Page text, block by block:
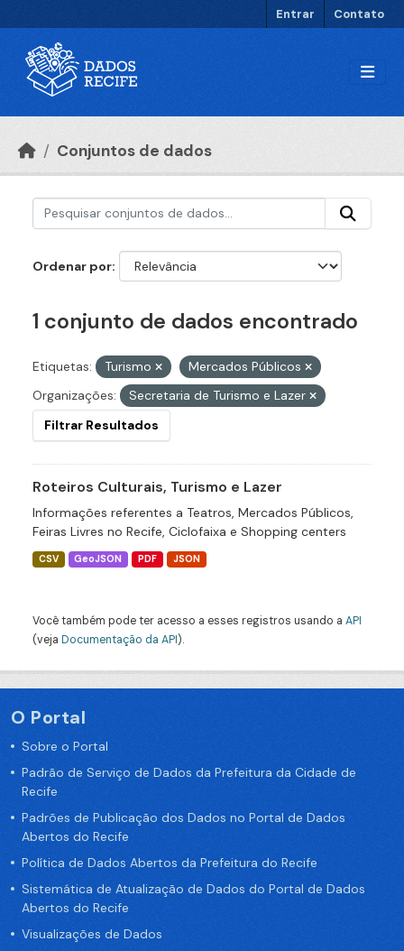
Entrar Contato
Conjuntos de dados
Ordenar por
1 conjunto de dados encontrado
Etiquetas: Turismo
Mercados Públicos
Organizações:
Secretaria de Turismo e Lazer
Filtrar Resultados
Roteiros Culturais, Turismo e Lazer
Informações referentes a Teatros, Mercados Públicos,
Feiras Livres no Recife, Ciclofaixa e Shopping centers
CSV GeoJSON PDF JSON
Você também pode ter acesso a esses registros usando a API
(veja Documentação da API).
O Portal
Sobre o Portal
Padrão de Serviço de Dados da Prefeitura da Cidade de
Recife
Padrões de Publicação dos Dados no Portal de Dados
Abertos do Recife
Política de Dados Abertos da Prefeitura do Recife
Sistemática de Atualização de Dados do Portal de Dados
Abertos do Recife
Visualizações de Dados